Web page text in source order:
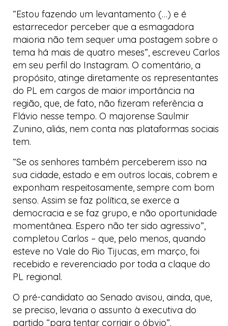
“Estou fazendo um levantamento (…) e é
estarrecedor perceber que a esmagadora
maioria não tem sequer uma postagem sobre o
tema há mais de quatro meses”, escreveu Carlos
em seu perfil do Instagram. O comentário, a
propósito, atinge diretamente os representantes
do PL em cargos de maior importância na
região, que, de fato, não fizeram referência a
Flávio nesse tempo. O majorense Saulmir
Zunino, aliás, nem conta nas plataformas sociais
tem.
“Se os senhores também perceberem isso na
sua cidade, estado e em outros locais, cobrem e
exponham respeitosamente, sempre com bom
senso. Assim se faz política, se exerce a
democracia e se faz grupo, e não oportunidade
momentânea. Espero não ter sido agressivo”,
completou Carlos – que, pelo menos, quando
esteve no Vale do Rio Tijucas, em março, foi
recebido e reverenciado por toda a claque do
PL regional.
O pré-candidato ao Senado avisou, ainda, que,
se preciso, levaria o assunto à executiva do
partido “para tentar corrigir o óbvio”.